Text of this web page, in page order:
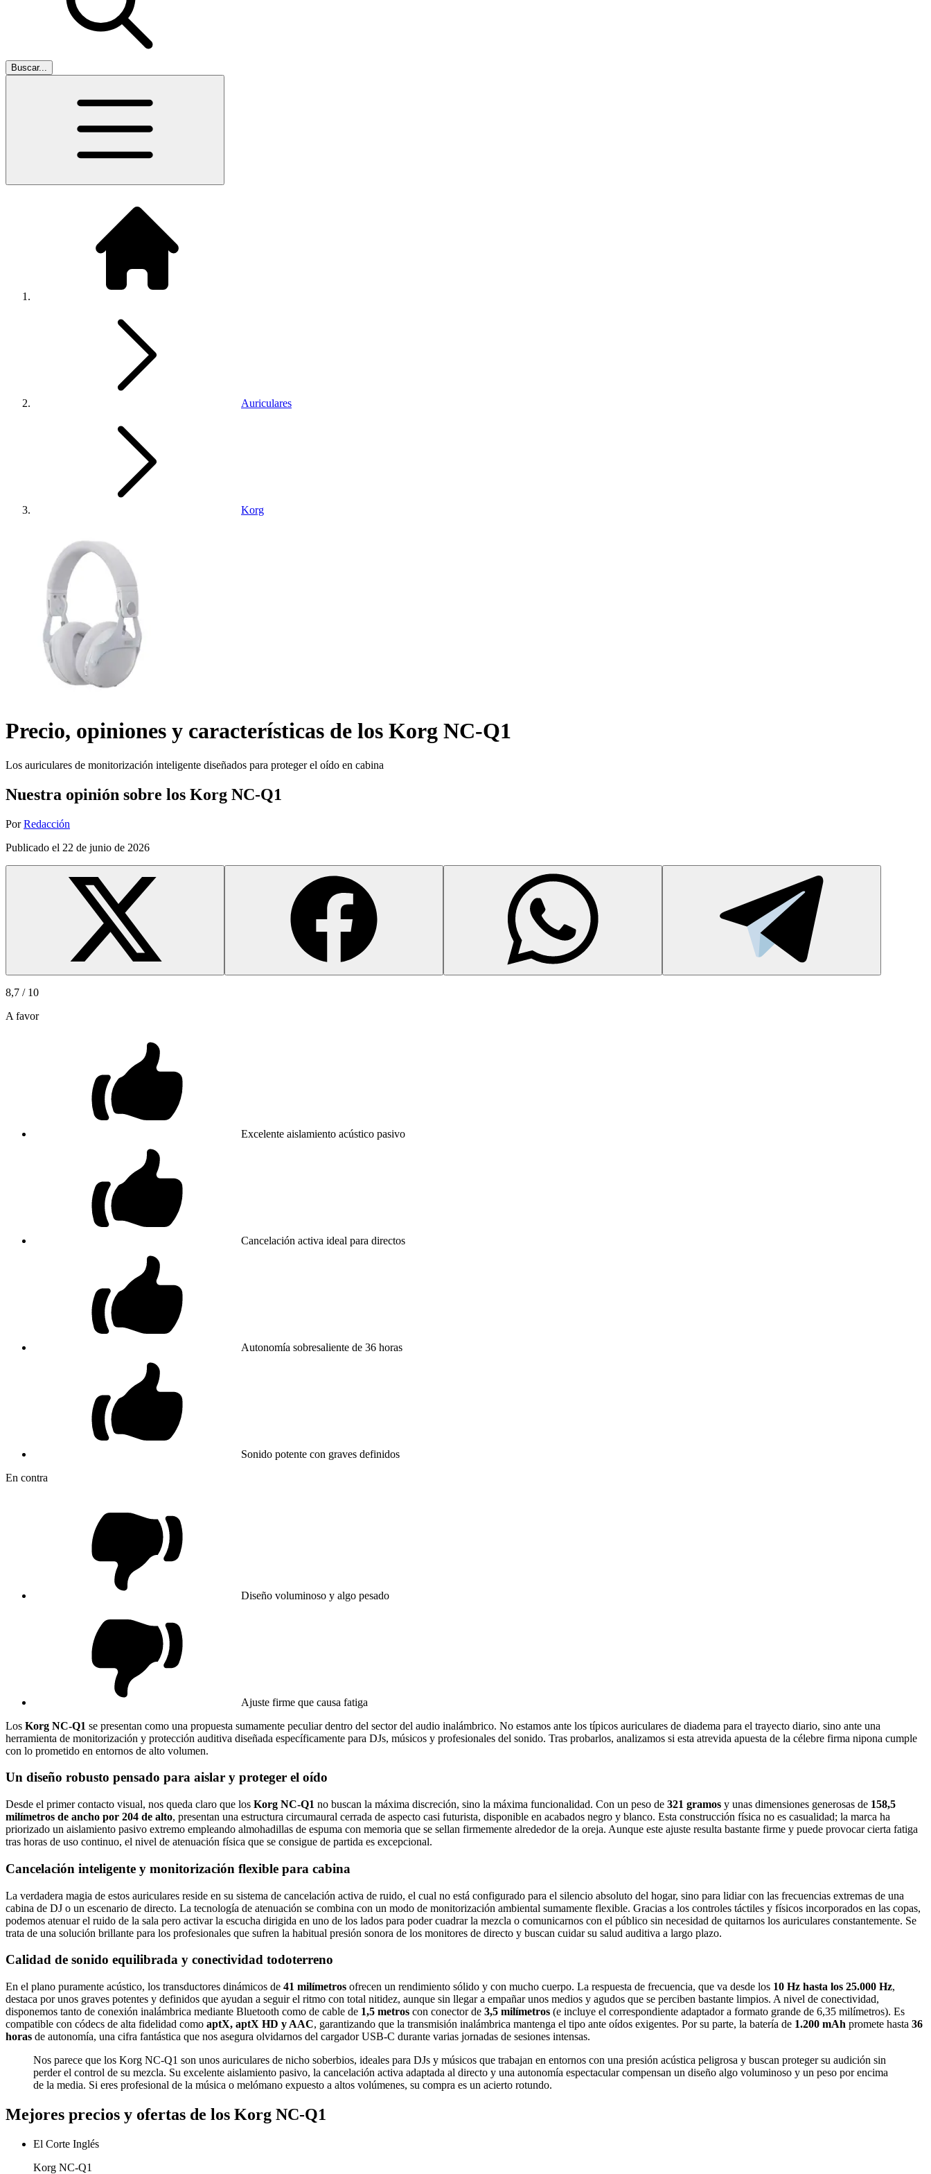
Buscar...
Auriculares
Korg
Precio, opiniones y características de los Korg NC-Q1
Los auriculares de monitorización inteligente diseñados para proteger el oído en cabina
Nuestra opinión sobre los Korg NC-Q1
Por Redacción
Publicado el 22 de junio de 2026
8,7 / 10
A favor
Excelente aislamiento acústico pasivo
Cancelación activa ideal para directos
Autonomía sobresaliente de 36 horas
Sonido potente con graves definidos
En contra
Diseño voluminoso y algo pesado
Ajuste firme que causa fatiga
Los Korg NC-Q1 se presentan como una propuesta sumamente peculiar dentro del sector del audio inalámbrico. No estamos ante los típicos auriculares de diadema para el trayecto diario, sino ante una
herramienta de monitorización y protección auditiva diseñada específicamente para DJs, músicos y profesionales del sonido. Tras probarlos, analizamos si esta atrevida apuesta de la célebre firma nipona cumple
con lo prometido en entornos de alto volumen.
Un diseño robusto pensado para aislar y proteger el oído
Desde el primer contacto visual, nos queda claro que los Korg NC-Q1 no buscan la máxima discreción, sino la máxima funcionalidad. Con un peso de 321 gramos y unas dimensiones generosas de 158,5
milímetros de ancho por 204 de alto, presentan una estructura circumaural cerrada de aspecto casi futurista, disponible en acabados negro y blanco. Esta construcción física no es casualidad; la marca ha
priorizado un aislamiento pasivo extremo empleando almohadillas de espuma con memoria que se sellan firmemente alrededor de la oreja. Aunque este ajuste resulta bastante firme y puede provocar cierta fatiga
tras horas de uso continuo, el nivel de atenuación física que se consigue de partida es excepcional.
Cancelación inteligente y monitorización flexible para cabina
La verdadera magia de estos auriculares reside en su sistema de cancelación activa de ruido, el cual no está configurado para el silencio absoluto del hogar, sino para lidiar con las frecuencias extremas de una
cabina de DJ o un escenario de directo. La tecnología de atenuación se combina con un modo de monitorización ambiental sumamente flexible. Gracias a los controles táctiles y físicos incorporados en las copas,
podemos atenuar el ruido de la sala pero activar la escucha dirigida en uno de los lados para poder cuadrar la mezcla o comunicarnos con el público sin necesidad de quitarnos los auriculares constantemente. Se
trata de una solución brillante para los profesionales que sufren la habitual presión sonora de los monitores de directo y buscan cuidar su salud auditiva a largo plazo.
Calidad de sonido equilibrada y conectividad todoterreno
En el plano puramente acústico, los transductores dinámicos de 41 milímetros ofrecen un rendimiento sólido y con mucho cuerpo. La respuesta de frecuencia, que va desde los 10 Hz hasta los 25.000 Hz,
destaca por unos graves potentes y definidos que ayudan a seguir el ritmo con total nitidez, aunque sin llegar a empañar unos medios y agudos que se perciben bastante limpios. A nivel de conectividad,
disponemos tanto de conexión inalámbrica mediante Bluetooth como de cable de 1,5 metros con conector de 3,5 milímetros (e incluye el correspondiente adaptador a formato grande de 6,35 milímetros). Es
compatible con códecs de alta fidelidad como aptX, aptX HD y AAC, garantizando que la transmisión inalámbrica mantenga el tipo ante oídos exigentes. Por su parte, la batería de 1.200 mAh promete hasta 36
horas de autonomía, una cifra fantástica que nos asegura olvidarnos del cargador USB-C durante varias jornadas de sesiones intensas.
Nos parece que los Korg NC-Q1 son unos auriculares de nicho soberbios, ideales para DJs y músicos que trabajan en entornos con una presión acústica peligrosa y buscan proteger su audición sin
perder el control de su mezcla. Su excelente aislamiento pasivo, la cancelación activa adaptada al directo y una autonomía espectacular compensan un diseño algo voluminoso y un peso por encima
de la media. Si eres profesional de la música o melómano expuesto a altos volúmenes, su compra es un acierto rotundo.
Mejores precios y ofertas de los Korg NC-Q1
El Corte Inglés
Korg NC-Q1